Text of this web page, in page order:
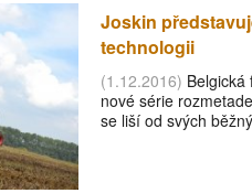
Joskin
technologii
(1.12.2016) Belgická
nové série
se liší od svých